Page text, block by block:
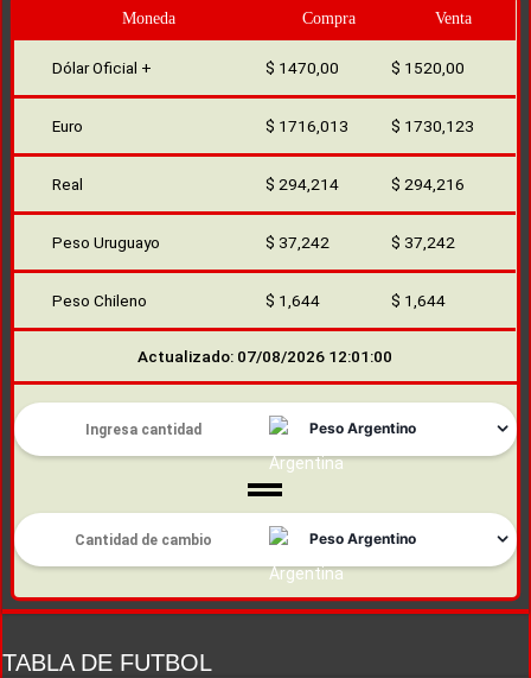
Moneda Compra Venta
Dólar Oficial + $ 1470,00 $ 1520,00
Euro $ 1716,013 $ 1730,123
Real $ 294,214 $ 294,216
Peso Uruguayo $ 37,242 $ 37,242
Peso Chileno $ 1,644 $ 1,644
Actualizado: 07/08/2026 12:01:00
TABLA DE FUTBOL